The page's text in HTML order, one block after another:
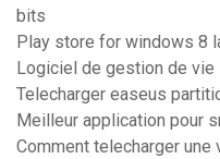
bits
Play store for windows 8
Logiciel de gestion de
Telecharger easeus
Meilleur application pour
Comment telecharger une